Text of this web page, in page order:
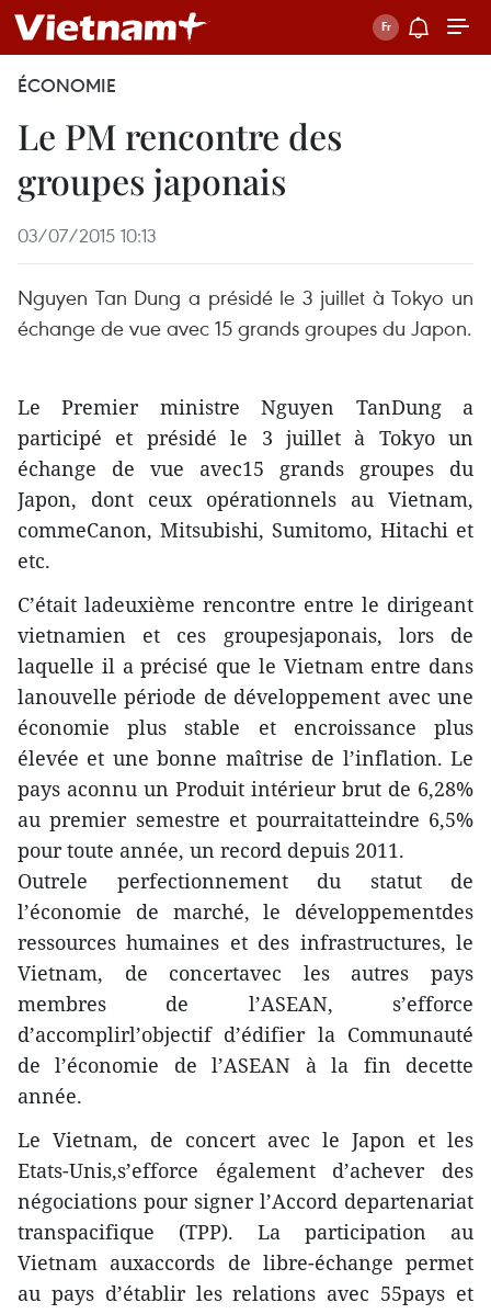
ÉCONOMIE
Le PM rencontre des
groupes japonais
03/07/2015 10:13
Nguyen Tan Dung a présidé le 3 juillet à Tokyo un
échange de vue avec 15 grands groupes du Japon.
Le Premier ministre Nguyen TanDung a
participé et présidé le 3 juillet à Tokyo un
échange de vue avec15 grands groupes du
Japon, dont ceux opérationnels au Vietnam,
commeCanon, Mitsubishi, Sumitomo, Hitachi et
etc.
C’était ladeuxième rencontre entre le dirigeant
vietnamien et ces groupesjaponais, lors de
laquelle il a précisé que le Vietnam entre dans
lanouvelle période de développement avec une
économie plus stable et encroissance plus
élevée et une bonne maîtrise de l’inflation. Le
pays aconnu un Produit intérieur brut de 6,28%
au premier semestre et pourraitatteindre 6,5%
pour toute année, un record depuis 2011.
Outrele perfectionnement du statut de
l’économie de marché, le développementdes
ressources humaines et des infrastructures, le
Vietnam, de concertavec les autres pays
membres de l’ASEAN, s’efforce
d’accomplirl’objectif d’édifier la Communauté
de l’économie de l’ASEAN à la fin decette
année.
Le Vietnam, de concert avec le Japon et les
Etats-Unis,s’efforce également d’achever des
négociations pour signer l’Accord departenariat
transpacifique (TPP). La participation au
Vietnam auxaccords de libre-échange permet
au pays d’établir les relations avec 55pays et